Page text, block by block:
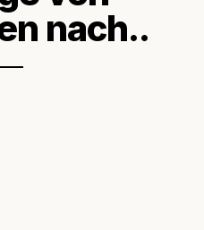
nach..